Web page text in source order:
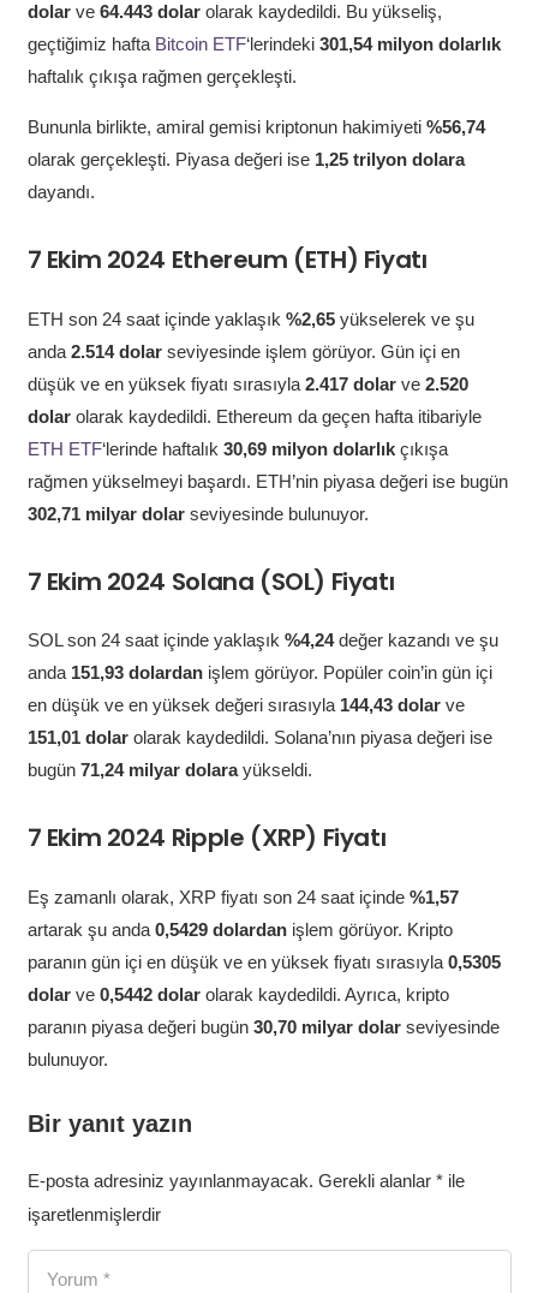
dolar ve64.443 dolarolarak kaydedildi. Bu yükseliş,
geçtiğimiz hafta Bitcoin ETF‘lerindeki 301,54 milyon dolarlık
haftalık çıkışa rağmen gerçekleşti.
Bununla birlikte, amiral gemisi kriptonun hakimiyeti %56,74
olarak gerçekleşti. Piyasa değeri ise 1,25 trilyon dolara
dayandı.
7 Ekim 2024 Ethereum (ETH) Fiyatı
ETH son 24 saat içinde yaklaşık %2,65yükselerek ve şu
anda 2.514 dolarseviyesinde işlem görüyor. Gün içi en
düşük ve en yüksek fiyatı sırasıyla 2.417 dolar ve2.520
dolarolarak kaydedildi. Ethereum da geçen hafta itibariyle
ETH ETF‘lerinde haftalık 30,69 milyon dolarlıkçıkışa
rağmen yükselmeyi başardı. ETH’nin piyasa değeri ise bugün
302,71 milyar dolarseviyesinde bulunuyor.
7 Ekim 2024 Solana (SOL) Fiyatı
SOL son 24 saat içinde yaklaşık %4,24değer kazandı ve şu
anda 151,93 dolardanişlem görüyor. Popüler coin’in gün içi
en düşük ve en yüksek değeri sırasıyla 144,43 dolarve
151,01 dolarolarak kaydedildi. Solana’nın piyasa değeri ise
bugün 71,24 milyar dolarayükseldi.
7 Ekim 2024 Ripple (XRP) Fiyatı
Eş zamanlı olarak, XRP fiyatı son 24 saat içinde %1,57
artarak şu anda 0,5429 dolardanişlem görüyor. Kripto
paranın gün içi en düşük ve en yüksek fiyatı sırasıyla 0,5305
dolar ve0,5442 dolarolarak kaydedildi. Ayrıca, kripto
paranın piyasa değeri bugün 30,70 milyar dolarseviyesinde
bulunuyor.
Bir yanıt yazın
E-posta adresiniz yayınlanmayacak. Gerekli alanlar *ile
işaretlenmişlerdir